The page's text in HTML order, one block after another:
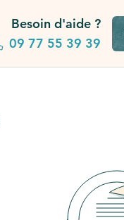
Besoin d'aide ?
09 77 55 39 39